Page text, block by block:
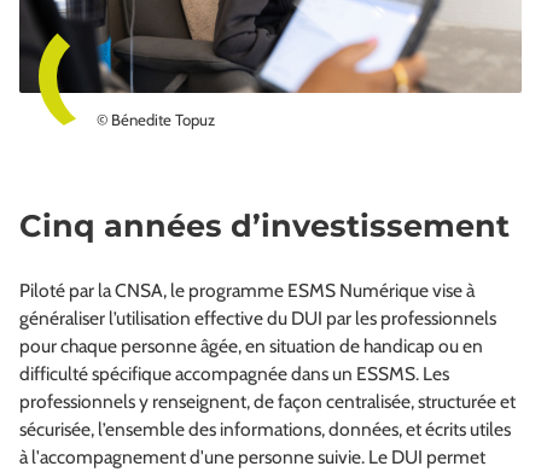
© Bénedite Topuz
Cinq années d’investissement
Piloté par la CNSA, le programme ESMS Numérique vise à
généraliser l’utilisation effective du DUI par les professionnels
pour chaque personne âgée, en situation de handicap ou en
difficulté spécifique accompagnée dans un ESSMS. Les
professionnels y renseignent, de façon centralisée, structurée et
sécurisée, l’ensemble des informations, données, et écrits utiles
à l'accompagnement d'une personne suivie. Le DUI permet